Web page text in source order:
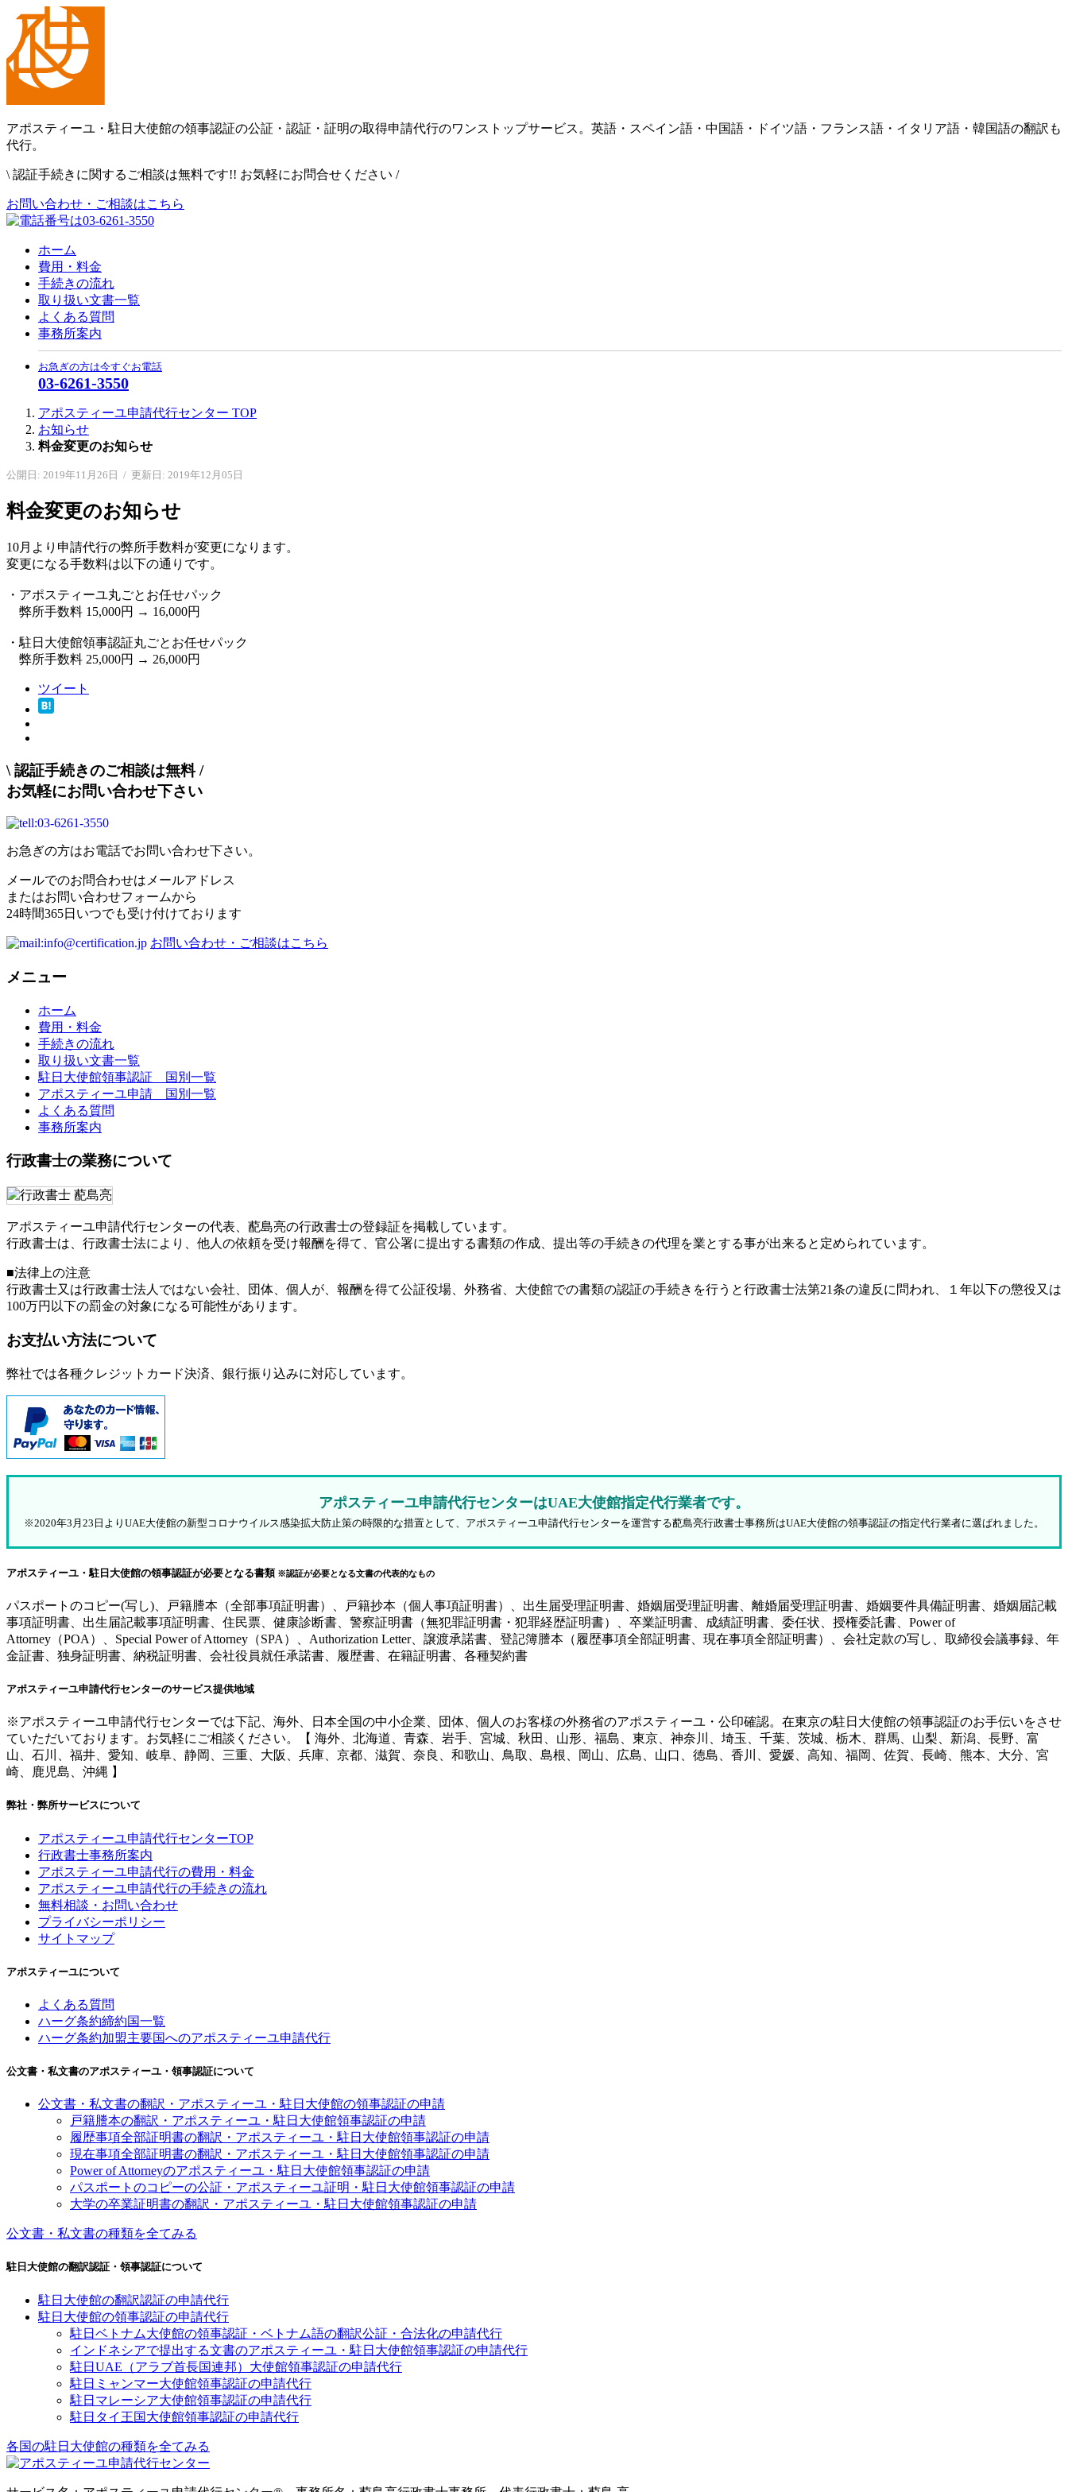
アポスティーユ・駐日大使館の領事認証の公証・認証・証明の取得申請代行のワンストップサービス。英語・スペイン語・中国語・ドイツ語・フランス語・イタリア語・韓国語の翻訳も
代行。
\ 認証手続きに関するご相談は無料です!! お気軽にお問合せください /
お問い合わせ・ご相談はこちら
ホーム
費用・料金
手続きの流れ
取り扱い文書一覧
よくある質問
事務所案内
お急ぎの方は今すぐお電話
03-6261-3550
アポスティーユ申請代行センター TOP
お知らせ
料金変更のお知らせ
公開日: 2019年11月26日 / 更新日: 2019年12月05日
料金変更のお知らせ
10月より申請代行の弊所手数料が変更になります。
変更になる手数料は以下の通りです。
・アポスティーユ丸ごとお任せパック
弊所手数料 15,000円 → 16,000円
・駐日大使館領事認証丸ごとお任せパック
弊所手数料 25,000円 → 26,000円
ツイート
\ 認証手続きのご相談は無料/
お気軽にお問い合わせ下さい
お急ぎの方はお電話でお問い合わせ下さい。
メールでのお問合わせはメールアドレス
またはお問い合わせフォームから
24時間365日いつでも受け付けております
お問い合わせ・ご相談はこちら
メニュー
ホーム
費用・料金
手続きの流れ
取り扱い文書一覧
駐日大使館領事認証 国別一覧
アポスティーユ申請 国別一覧
よくある質問
事務所案内
行政書士の業務について
アポスティーユ申請代行センターの代表、蓜島亮の行政書士の登録証を掲載しています。
行政書士は、行政書士法により、他人の依頼を受け報酬を得て、官公署に提出する書類の作成、提出等の手続きの代理を業とする事が出来ると定められています。
■法律上の注意
行政書士又は行政書士法人ではない会社、団体、個人が、報酬を得て公証役場、外務省、大使館での書類の認証の手続きを行うと行政書士法第21条の違反に問われ、
１年以下の懲役又は
100万円以下の罰金の対象になる可能性があります。
お支払い方法について
弊社では各種クレジットカード決済、銀行振り込みに対応しています。
アポスティーユ申請代行センターはUAE大使館指定代行業者です。
※2020年3月23日よりUAE大使館の新型コロナウイルス感染拡大防止策の時限的な措置として、アポスティーユ申請代行センターを運営する蓜島亮行政書士事務所はUAE大使館の領事認証の指定代行業者に選ばれました。
アポスティーユ・駐日大使館の領事認証が必要となる書類 ※認証が必要となる文書の代表的なもの
パスポートのコピー(写し)、戸籍謄本（全部事項証明書）、戸籍抄本（個人事項証明書）、出生届受理証明書、婚姻届受理証明書、離婚届受理証明書、婚姻要件具備証明書、婚姻届記載
事項証明書、出生届記載事項証明書、住民票、健康診断書、警察証明書（無犯罪証明書・犯罪経歴証明書）、卒業証明書、成績証明書、委任状、授権委託書、Power of
Attorney（POA）、Special Power of Attorney（SPA）、Authorization Letter、譲渡承諾書、登記簿謄本（履歴事項全部証明書、現在事項全部証明書）、会社定款の写し、取締役会議事録、年
金証書、独身証明書、納税証明書、会社役員就任承諾書、履歴書、在籍証明書、各種契約書
アポスティーユ申請代行センターのサービス提供地域
※アポスティーユ申請代行センターでは下記、海外、日本全国の中小企業、団体、個人のお客様の外務省のアポスティーユ・公印確認。在東京の駐日大使館の領事認証のお手伝いをさせ
ていただいております。お気軽にご相談ください。【 海外、北海道、青森、岩手、宮城、秋田、山形、福島、東京、神奈川、埼玉、千葉、茨城、栃木、群馬、山梨、新潟、長野、富
山、石川、福井、愛知、岐阜、静岡、三重、大阪、兵庫、京都、滋賀、奈良、和歌山、鳥取、島根、岡山、広島、山口、徳島、香川、愛媛、高知、福岡、佐賀、長崎、熊本、大分、宮
崎、鹿児島、沖縄 】
弊社・弊所サービスについて
アポスティーユ申請代行センターTOP
行政書士事務所案内
アポスティーユ申請代行の費用・料金
アポスティーユ申請代行の手続きの流れ
無料相談・お問い合わせ
プライバシーポリシー
サイトマップ
アポスティーユについて
よくある質問
ハーグ条約締約国一覧
ハーグ条約加盟主要国へのアポスティーユ申請代行
公文書・私文書のアポスティーユ・領事認証について
公文書・私文書の翻訳・アポスティーユ・駐日大使館の領事認証の申請
戸籍謄本の翻訳・アポスティーユ・駐日大使館領事認証の申請
履歴事項全部証明書の翻訳・アポスティーユ・駐日大使館領事認証の申請
現在事項全部証明書の翻訳・アポスティーユ・駐日大使館領事認証の申請
Power of Attorneyのアポスティーユ・駐日大使館領事認証の申請
パスポートのコピーの公証・アポスティーユ証明・駐日大使館領事認証の申請
大学の卒業証明書の翻訳・アポスティーユ・駐日大使館領事認証の申請
公文書・私文書の種類を全てみる
駐日大使館の翻訳認証・領事認証について
駐日大使館の翻訳認証の申請代行
駐日大使館の領事認証の申請代行
駐日ベトナム大使館の領事認証・ベトナム語の翻訳公証・合法化の申請代行
インドネシアで提出する文書のアポスティーユ・駐日大使館領事認証の申請代行
駐日UAE（アラブ首長国連邦）大使館領事認証の申請代行
駐日ミャンマー大使館領事認証の申請代行
駐日マレーシア大使館領事認証の申請代行
駐日タイ王国大使館領事認証の申請代行
各国の駐日大使館の種類を全てみる